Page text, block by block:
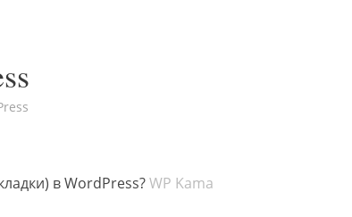
в WordPress?WP Kama